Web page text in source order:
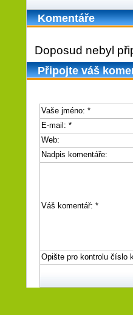
Komentáře
Doposud nebyl
Připojte váš
Vaše jméno: *
E-mail: *
Web:
Nadpis komentáře:
Váš komentář: *
Opište pro kontrolu číslo